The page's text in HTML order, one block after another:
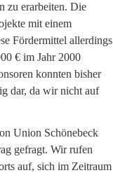
zu erarbeiten. Die
mit einem
Fördermittel allerdings
€ im Jahr 2000
konnten bisher
dar, da wir nicht auf
Union Schönebeck
gefragt. Wir rufen
auf, sich im Zeitraum